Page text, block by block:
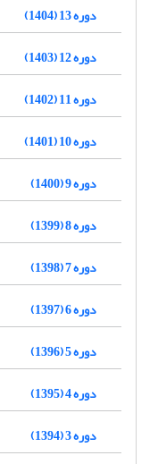
دوره 13 (1404)
دوره 12 (1403)
دوره 11 (1402)
دوره 10 (1401)
دوره 9 (1400)
دوره 8 (1399)
دوره 7 (1398)
دوره 6 (1397)
دوره 5 (1396)
دوره 4 (1395)
دوره 3 (1394)